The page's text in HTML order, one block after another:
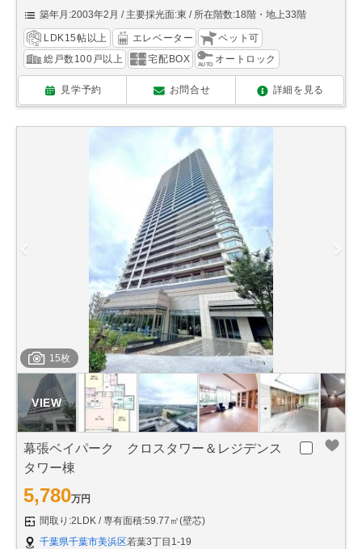
築年月:2003年2月
主要採光面:東 所在階数:18階・地上33階
LDK15帖以上 エレベーター
ペット可
総戸数100戸以上
宅配BOX オートロック
見学予約 お問合せ 詳細を見る
15枚
幕張ベイパーク クロスタワー＆レジデンス
タワー棟
5,780万円
間取り:2LDK
専有面積:59.77㎡(壁芯)
千葉県千葉市美浜区若葉3丁目1-19